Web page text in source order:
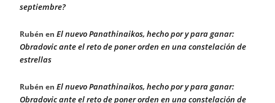
septiembre?
Rubén en El nuevo Panathinaikos, hecho por y para ganar:
Obradovic ante el reto de poner orden en una constelación de
estrellas
Rubén en El nuevo Panathinaikos, hecho por y para ganar:
Obradovic ante el reto de poner orden en una constelación de